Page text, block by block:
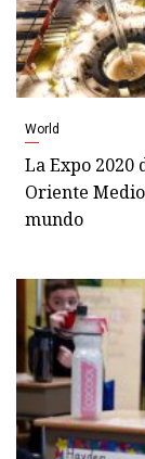
World
La Expo
Oriente
mundo